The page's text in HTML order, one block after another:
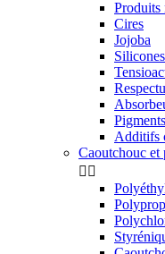
Produits
Cires
Jojoba
Silicones
Pigments
Additifs
Caoutchouc et
 